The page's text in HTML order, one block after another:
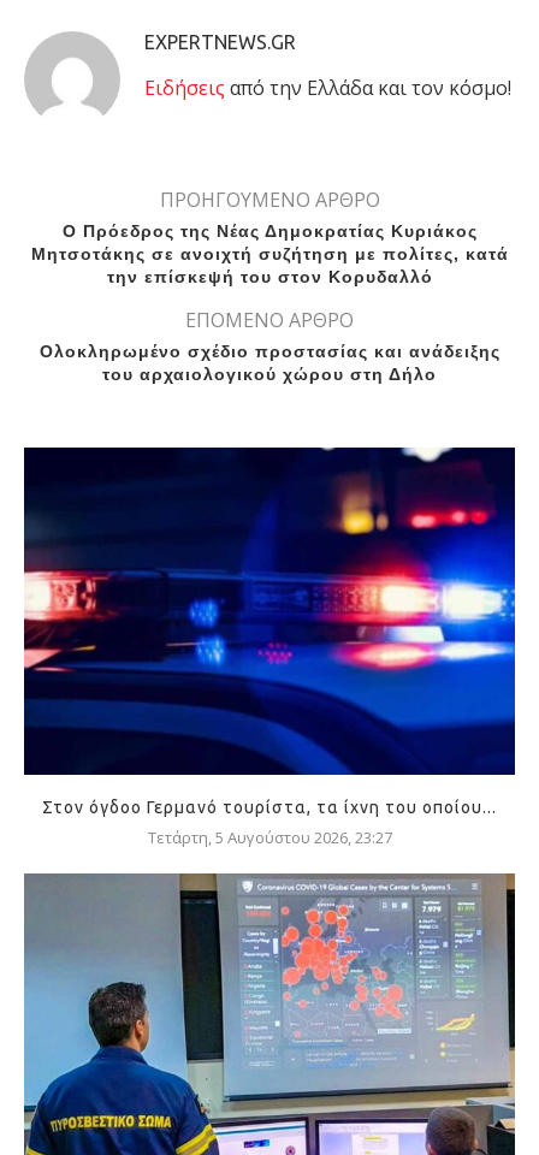
EXPERTNEWS.GR
Eιδήσεις από την Ελλάδα και τον κόσμο!
ΠΡΟΗΓΟΥΜΕΝΟ ΑΡΘΡΟ
Ο Πρόεδρος της Νέας Δημοκρατίας Κυριάκος
Μητσοτάκης σε ανοιχτή συζήτηση με πολίτες, κατά
την επίσκεψή του στον Κορυδαλλό
ΕΠΟΜΕΝΟ ΑΡΘΡΟ
Ολοκληρωμένο σχέδιο προστασίας και ανάδειξης
του αρχαιολογικού χώρου στη Δήλο
Στον όγδοο Γερμανό τουρίστα, τα ίχνη του οποίου...
Τετάρτη, 5 Αυγούστου 2026, 23:27